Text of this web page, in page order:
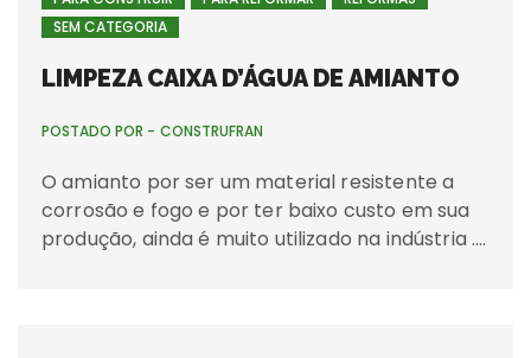
SEM CATEGORIA
LIMPEZA CAIXA D’ÁGUA DE AMIANTO
POSTADO POR - CONSTRUFRAN
O amianto por ser um material resistente a
corrosão e fogo e por ter baixo custo em sua
produção, ainda é muito utilizado na indústria ….